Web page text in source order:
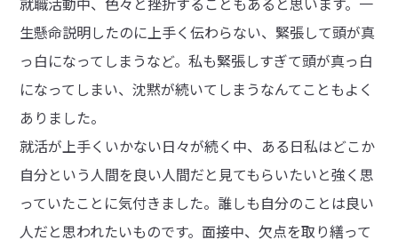
生懸命説明したのに上手く伝わらない、緊張して頭が真
っ白になってしまうなど。私も緊張しすぎて頭が真っ白
になってしまい、沈黙が続いてしまうなんてこともよく
ありました。
就活が上手くいかない日々が続く中、ある日私はどこか
自分という人間を良い人間だと見てもらいたいと強く思
っていたことに気付きました。誰しも自分のことは良い
人だと思われたいものです。面接中、欠点を取り繕って